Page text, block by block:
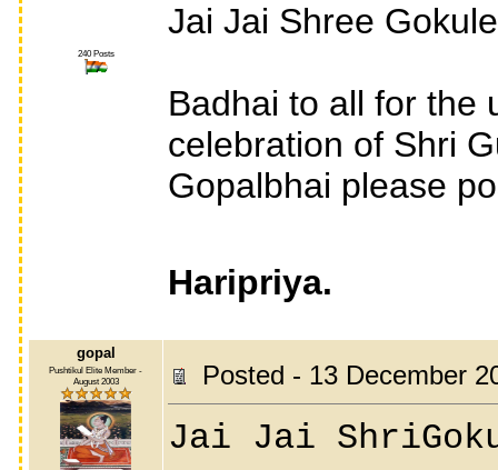
240 Posts
Jai Jai Shree
Badhai to all for the
celebration of Shri
Gopalbhai please
Haripriya.
gopal
Pushtikul Elite Member -
August 2003
Posted - 13 December
Jai Jai